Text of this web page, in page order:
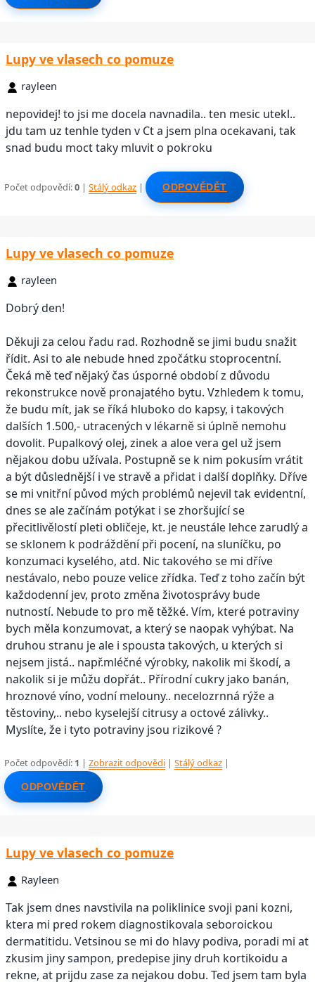
Lupy ve vlasech co pomuze
rayleen
nepovidej! to jsi me docela navnadila.. ten mesic utekl..
jdu tam uz tenhle tyden v Ct a jsem plna ocekavani, tak
snad budu moct taky mluvit o pokroku
Počet odpovědí:0 |Stálý odkaz | ODPOVĚDĚT
Lupy ve vlasech co pomuze
rayleen
Dobrý den!
Děkuji za celou řadu rad. Rozhodně se jimi budu snažit
řídit. Asi to ale nebude hned zpočátku stoprocentní.
Čeká mě teď nějaký čas úsporné období z důvodu
rekonstrukce nově pronajatého bytu. Vzhledem k tomu,
že budu mít, jak se říká hluboko do kapsy, i takových
dalších 1.500,- utracených v lékarně si úplně nemohu
dovolit. Pupalkový olej, zinek a aloe vera gel už jsem
nějakou dobu užívala. Postupně se k nim pokusím vrátit
a být důslednější i ve stravě a přidat i další doplňky. Dříve
se mi vnitřní původ mých problémů nejevil tak evidentní,
dnes se ale začínám potýkat i se zhoršující se
přecitlivělostí pleti obličeje, kt. je neustále lehce zarudlý a
se sklonem k podráždění při pocení, na sluníčku, po
konzumaci kyselého, atd. Nic takového se mi dříve
nestávalo, nebo pouze velice zřídka. Teď z toho začín být
každodenní jev, proto změna životosprávy bude
nutností. Nebude to pro mě těžké. Vím, které potraviny
bych měla konzumovat, a který se naopak vyhýbat. Na
druhou stranu je ale i spousta takových, u kterých si
nejsem jistá.. např.mléčné výrobky, nakolik mi škodí, a
nakolik si je můžu dopřát.. Přírodní cukry jako banán,
hroznové víno, vodní melouny.. necelozrnná rýže a
těstoviny,.. nebo kyselejší citrusy a octové zálivky..
Myslíte, že i tyto potraviny jsou rizikové ?
Počet odpovědí: 1 |Zobrazit odpovědi |Stálý odkaz |
ODPOVĚDĚT
Lupy ve vlasech co pomuze
Rayleen
Tak jsem dnes navstivila na poliklinice svoji pani kozni,
ktera mi pred rokem diagnostikovala seboroickou
dermatitidu. Vetsinou se mi do hlavy podiva, poradi mi at
zkusim jiny sampon, predepise jiny druh kortikoidu a
rekne, at prijdu zase za nejakou dobu. Ted jsem tam byla